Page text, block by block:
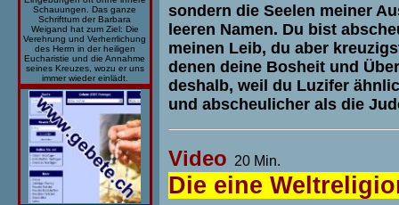
Schauungen. Das ganze
Schrifttum der Barbara
Weigand hat zum Ziel: Die
Verehrung und Verherrlichung
des Herrn in der heiligen
Eucharistie und die Annahme
seines Kreuzes, wozu er uns
immer wieder einlädt.
sondern die Seelen meiner
leeren Namen. Du bist
meinen Leib, du aber
denen deine Bosheit und
deshalb, weil du Luzifer
und abscheulicher als die
Video 20 Min.
Die eine